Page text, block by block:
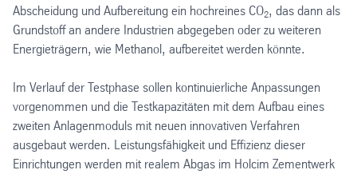
Abscheidung und Aufbereitung ein hochreines CO2, das dann als
Grundstoff an andere Industrien abgegeben oder zu weiteren
Energieträgern, wie Methanol, aufbereitet werden könnte.
Im Verlauf der Testphase sollen kontinuierliche Anpassungen
vorgenommen und die Testkapazitäten mit dem Aufbau eines
zweiten Anlagenmoduls mit neuen innovativen Verfahren
ausgebaut werden. Leistungsfähigkeit und Effizienz dieser
Einrichtungen werden mit realem Abgas im Holcim Zementwerk